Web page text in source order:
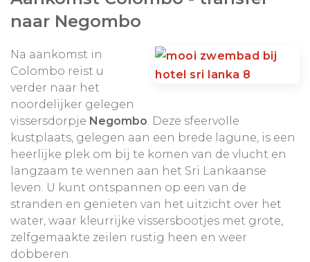
Zin om even weg te dromen naar deze heerlijke
reis?
Bekijk dan hier ons Dimsum fotoalbum.
Uiteraard kan de reis nog geheel aan uw wensen
aangepast worden en is deze reis ook mogelijk
buiten de kerstvakantie om.
naar Negombo
Na aankomst in
Colombo reist u
verder naar het
noordelijker gelegen
vissersdorpje Negombo. Deze sfeervolle
kustplaats, gelegen aan een brede lagune, is een
heerlijke plek om bij te komen van de vlucht en
langzaam te wennen aan het Sri Lankaanse
leven. U kunt ontspannen op een van de
stranden en genieten van het uitzicht over het
water, waar kleurrijke vissersbootjes met grote,
zelfgemaakte zeilen rustig heen en weer
dobberen.